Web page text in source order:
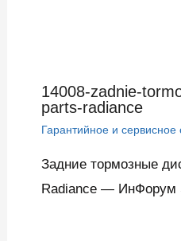
14008-zadnie-
parts-radiance
Гарантийное и сервисное
Задние тормозные
Radiance — ИнФорум